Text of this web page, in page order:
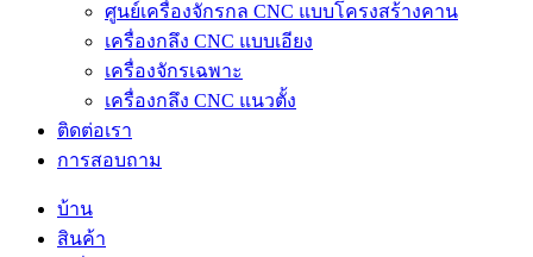
ศูนย์เครื่องจักรกล CNC แบบโครงสร้างคาน
เครื่องกลึง CNC แบบเอียง
เครื่องจักรเฉพาะ
เครื่องกลึง CNC แนวตั้ง
ติดต่อเรา
การสอบถาม
บ้าน
สินค้า